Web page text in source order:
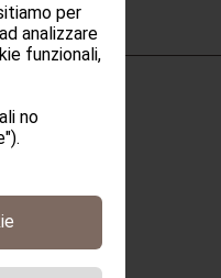
per
analizzare
funzionali,
no